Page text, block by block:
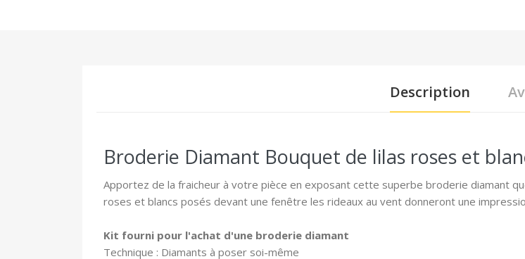
Description
Broderie Diamant Bouquet de lilas roses et
Apportez de la fraicheur à votre pièce en exposant cette superbe broderie diamant
roses et blancs posés devant une fenêtre les rideaux au vent donneront une
Kit fourni pour l'achat d'une broderie diamant
Technique : Diamants à poser soi-même